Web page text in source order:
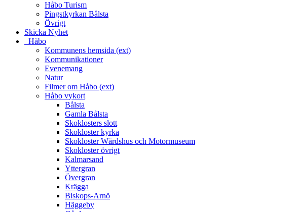
Håbo Turism
Pingstkyrkan Bålsta
Övrigt
Skicka Nyhet
_Håbo
Kommunens hemsida (ext)
Kommunikationer
Evenemang
Natur
Filmer om Håbo (ext)
Håbo vykort
Bålsta
Gamla Bålsta
Skoklosters slott
Skokloster kyrka
Skokloster Wärdshus och Motormuseum
Skokloster övrigt
Kalmarsand
Yttergran
Övergran
Krägga
Biskops-Arnö
Häggeby